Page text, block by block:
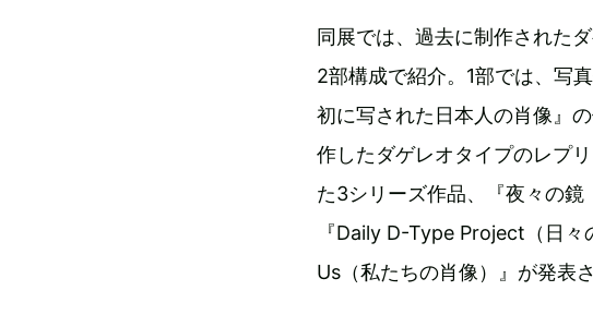
同展では、過去に制作された
2部構成で紹介。1部では、写
初に写された日本人の肖像』
作したダゲレオタイプのレプ
た3シリーズ作品、『夜々の
『Daily D-Type Project（日
Us（私たちの肖像）』が発表さ